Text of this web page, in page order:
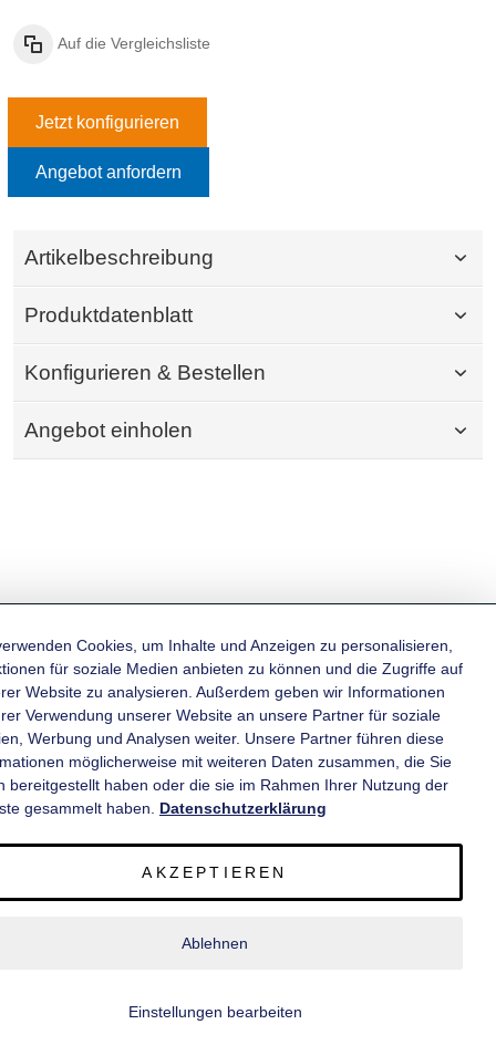
Auf die Vergleichsliste
Jetzt konfigurieren
Angebot anfordern
Artikelbeschreibung
Produktdatenblatt
Konfigurieren & Bestellen
Angebot einholen
KATEGORIEN
INFORMATIONEN
© 2020 wm meyer® Fahrzeugbau AG. Alle Rechte vorbehalten.
Cookies, um Inhalte und Anzeigen zu personalisieren,
für soziale Medien anbieten zu können und die Zugriffe auf
Website zu analysieren. Außerdem geben wir Informationen
Verwendung unserer Website an unsere Partner für soziale
Werbung und Analysen weiter. Unsere Partner führen diese
möglicherweise mit weiteren Daten zusammen, die Sie
bereitgestellt haben oder die sie im Rahmen Ihrer Nutzung der
gesammelt haben. Datenschutzerklärung
AKZEPTIEREN
Ablehnen
Einstellungen bearbeiten